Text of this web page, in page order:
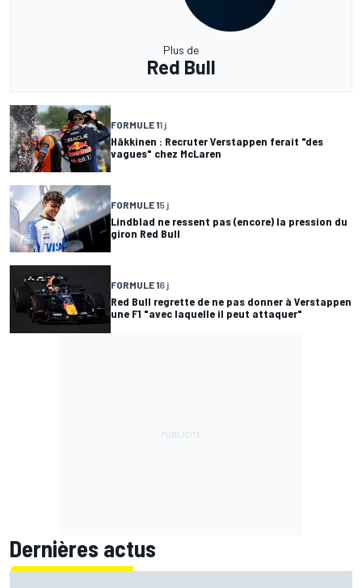
Plus de
Red Bull
FORMULE 11 j
Häkkinen : Recruter Verstappen ferait "des
vagues" chez McLaren
FORMULE 15 j
Lindblad ne ressent pas (encore) la pression du
giron Red Bull
FORMULE 16 j
Red Bull regrette de ne pas donner à Verstappen
une F1 "avec laquelle il peut attaquer"
Dernières actus